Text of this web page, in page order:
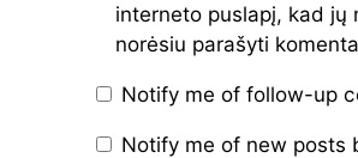
interneto puslapį, kad jų
norėsiu parašyti
Notify me of follow-up
Notify me of new posts